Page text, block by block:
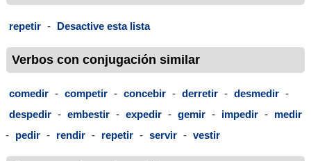
repetir - Desactive esta lista
Verbos con conjugación similar
comedir - competir - concebir - derretir - desmedir -
despedir - embestir - expedir - gemir - impedir - medir
- pedir - rendir - repetir - servir - vestir